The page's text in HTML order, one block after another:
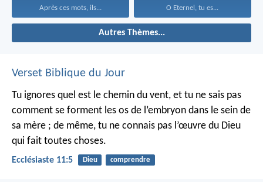
Après ces mots, ils... O Eternel, tu es...
Autres Thèmes...
Verset Biblique du Jour
Tu ignores quel est le chemin du vent, et tu ne sais pas
comment se forment les os de l’embryon dans le sein de
sa mère ; de même, tu ne connais pas l’œuvre du Dieu
qui fait toutes choses.
Ecclésiaste 11:5 Dieu comprendre